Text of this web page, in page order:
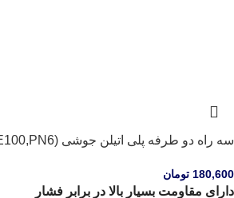
سه راه دو طرفه پلی اتیلن جوشی (PE100,PN6) پلی ران
180,600 تومان
دارای مقاومت بسیار بالا در برابر فشار